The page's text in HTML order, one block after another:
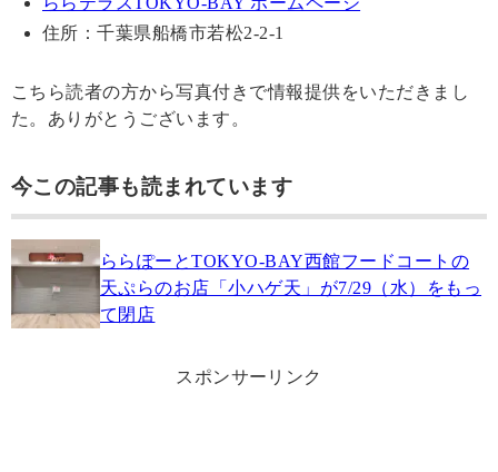
住所：千葉県船橋市若松2-2-1
こちら読者の方から写真付きで情報提供をいただきまし
た。ありがとうございます。
今この記事も読まれています
ららぽーとTOKYO‐BAY西館フードコートの
天ぷらのお店「小ハゲ天」が7/29（水）をもっ
て閉店
スポンサーリンク